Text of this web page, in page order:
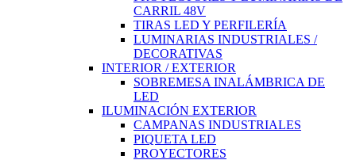
CARRIL 48V
TIRAS LED Y PERFILERÍA
LUMINARIAS INDUSTRIALES /
DECORATIVAS
INTERIOR / EXTERIOR
SOBREMESA INALÁMBRICA DE
LED
ILUMINACIÓN EXTERIOR
CAMPANAS INDUSTRIALES
PIQUETA LED
PROYECTORES